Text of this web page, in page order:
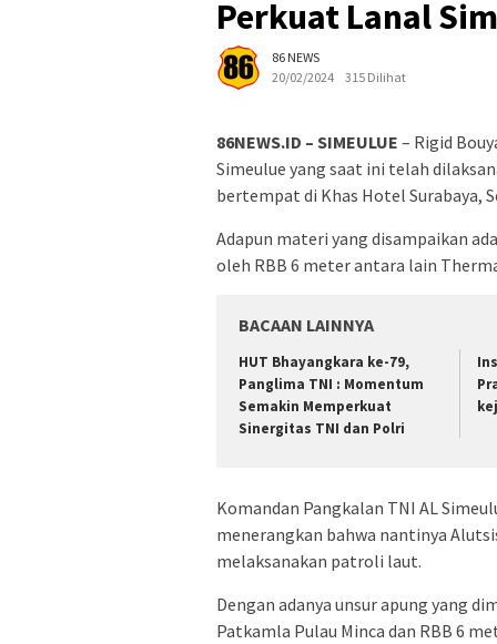
Perkuat Lanal
86 NEWS
20/02/2024
315 Dilihat
86NEWS.ID – SIMEULUE – Rigid
Simeulue yang saat ini telah
bertempat di Khas Hotel Surabaya,
Adapun materi yang disampaikan
oleh RBB 6 meter antara lain
BACAAN LAINNYA
HUT Bhayangkara ke-79,
Panglima TNI : Momentum
Semakin Memperkuat
Sinergitas TNI dan Polri
Komandan Pangkalan TNI AL
menerangkan bahwa nantinya
melaksanakan patroli laut.
Dengan adanya unsur apung yang
Patkamla Pulau Minca dan RBB 6